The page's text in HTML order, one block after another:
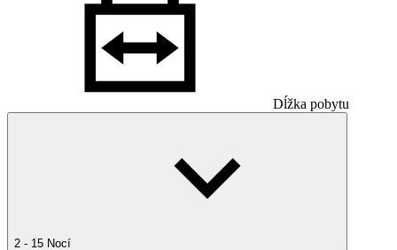
Dĺžka pobytu
2 - 15 Nocí